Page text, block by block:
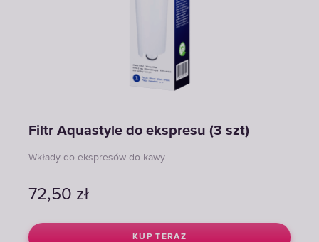
Filtr Aquastyle do ekspresu (3 szt)
Wkłady do ekspresów do kawy
72,50 zł
KUP TERAZ